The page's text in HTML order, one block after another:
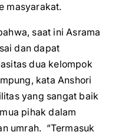
masyarakat.
saat ini Asrama
dan dapat
dua kelompok
kata Anshori
yang sangat baik
pihak dalam
umrah. “Termasuk